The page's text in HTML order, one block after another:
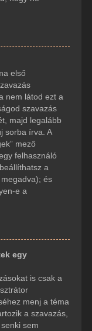
első
nem látod ezt a
szavazás
majd legalább
sorba írva. A
mező
felhasználó
a
és
e a
egy
is csak a
menj a téma
a szavazás,
sem